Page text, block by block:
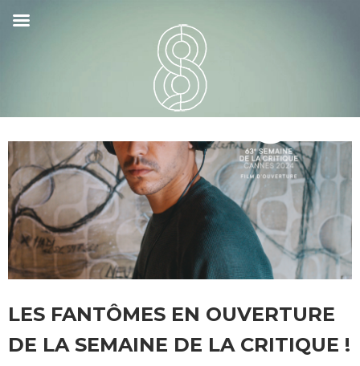
LES FANTÔMES EN OUVERTURE
DE LA SEMAINE DE LA CRITIQUE !